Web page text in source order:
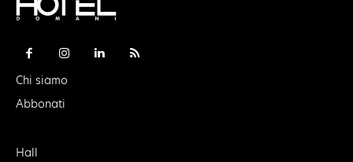
Chi siamo
Abbonati
Hall